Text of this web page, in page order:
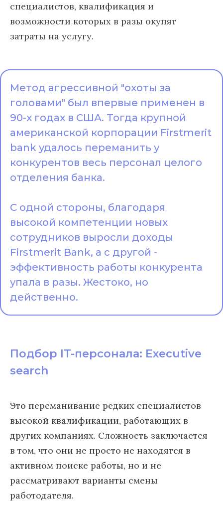
специалистов, квалификация и
возможности которых в разы окупят
затраты на услугу.
Метод агрессивной "охоты за
головами" был впервые применен в
90-х годах в США. Тогда крупной
американской корпорации Firstmerit
bank удалось переманить у
конкурентов весь персонал целого
отделения банка.
С одной стороны, благодаря
высокой компетенции новых
сотрудников выросли доходы
Firstmerit Bank, а с другой -
эффективность работы конкурента
упала в разы. Жестоко, но
действенно.
Подбор IT-персонала: Executive
search
Это переманивание редких специалистов
высокой квалификации, работающих в
других компаниях. Сложность заключается
в том, что они не просто не находятся в
активном поиске работы, но и не
рассматривают варианты смены
работодателя.